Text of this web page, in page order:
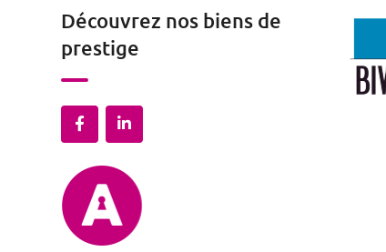
Découvrez nos biens de
prestige